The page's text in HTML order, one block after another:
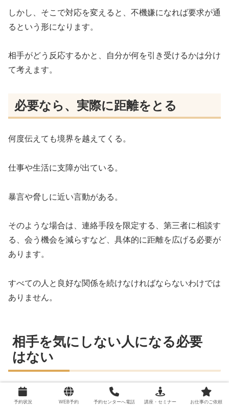
しかし、そこで対応を変えると、不機嫌になれば要求が通
るという形になります。
相手がどう反応するかと、自分が何を引き受けるかは分け
て考えます。
必要なら、実際に距離をとる
何度伝えても境界を越えてくる。
仕事や生活に支障が出ている。
暴言や脅しに近い言動がある。
そのような場合は、連絡手段を限定する、第三者に相談す
る、会う機会を減らすなど、具体的に距離を広げる必要が
あります。
すべての人と良好な関係を続けなければならないわけでは
ありません。
相手を気にしない人になる必要
はない
かまってくる人に振り回されないために、感情をなくした
り、鉄のように冷たい人になったりする必要はありませ
予約状況 WEB予約 予約センターへ電話 講座・セミナー お仕事のご依頼